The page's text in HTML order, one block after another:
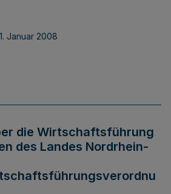
Januar 2008
die Wirtschaftsführung
des Landes Nordrhein-